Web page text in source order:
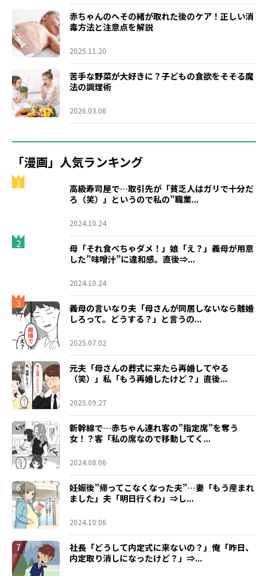
赤ちゃんのへその緒が取れた後のケア！正しい消
毒方法と注意点を解説
2025.11.20
苦手な野菜が大好きに？子どもの食欲をそそる魔
法の調理術
2026.03.06
「漫画」人気ランキング
1
高級寿司屋で…取引先が「貧乏人はガリで十分だ
ろ（笑）」というので私の”職業...
2024.10.24
2
母「それ食べちゃダメ！」娘「え？」義母が用意
した”味噌汁”に違和感。直後⇒...
2024.10.24
3
義母の言いなり夫「母さんが同居しないなら離婚
しろって。どうする？」と言うの...
2025.07.02
4
元夫「母さんの葬式に来たら再婚してやる
（笑）」私「もう再婚したけど？」直後...
2025.09.27
5
新幹線で…赤ちゃん連れ客の”指定席”を奪う
女！？客「私の席なので移動してく...
2024.08.06
6
妊娠後”帰ってこなくなった夫”…妻「もう産まれ
ました」夫「明日行くわ」⇒し...
2024.10.06
7
社長「どうして内定式に来ないの？」俺「昨日、
内定取り消しになったけど？」⇒...